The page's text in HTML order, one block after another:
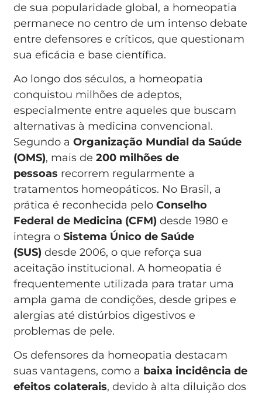
de sua popularidade global, a homeopatia
permanece no centro de um intenso debate
entre defensores e críticos, que questionam
sua eficácia e base científica.
Ao longo dos séculos, a homeopatia
conquistou milhões de adeptos,
especialmente entre aqueles que buscam
alternativas à medicina convencional.
Segundo aOrganização Mundial da Saúde
(OMS), mais de200 milhões de
pessoas recorrem regularmente a
tratamentos homeopáticos. No Brasil, a
prática é reconhecida peloConselho
Federal de Medicina (CFM) desde 1980 e
integra oSistema Único de Saúde
(SUS) desde 2006, o que reforça sua
aceitação institucional. A homeopatia é
frequentemente utilizada para tratar uma
ampla gama de condições, desde gripes e
alergias até distúrbios digestivos e
problemas de pele.
Os defensores da homeopatia destacam
suas vantagens, como a baixa incidência de
efeitos colaterais, devido à alta diluição dos